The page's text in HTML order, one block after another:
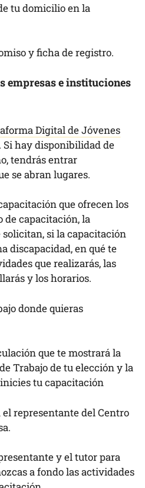
tu domicilio en la
y ficha de registro.
empresas e instituciones
Digital de Jóvenes
. Si hay disponibilidad de
tendrás entrar
se abran lugares.
que ofrecen los
de capacitación, la
si la capacitación
discapacidad, en qué te
que realizarás, las
y los horarios.
donde quieras
que te mostrará la
Trabajo de tu elección y la
tu capacitación
representante del Centro
y el tutor para
a fondo las actividades